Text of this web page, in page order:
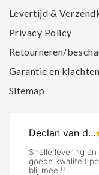
Levertijd &
Privacy Policy
Retourneren/
Garantie en klachten
Sitemap